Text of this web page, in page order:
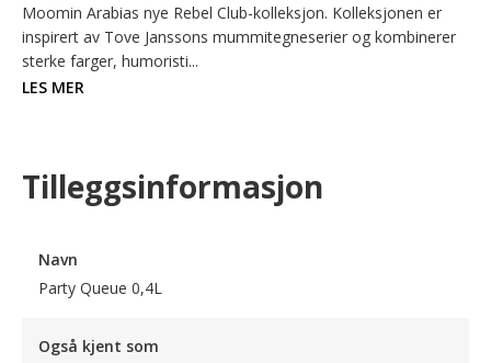
Moomin Arabias nye Rebel Club-kolleksjon. Kolleksjonen er
inspirert av Tove Janssons mummitegneserier og kombinerer
sterke farger, humoristi...
LES MER
Tilleggsinformasjon
Navn
Party Queue 0,4L
Også kjent som